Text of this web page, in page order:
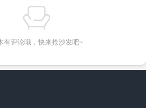
有评论哦，快来抢沙发吧~